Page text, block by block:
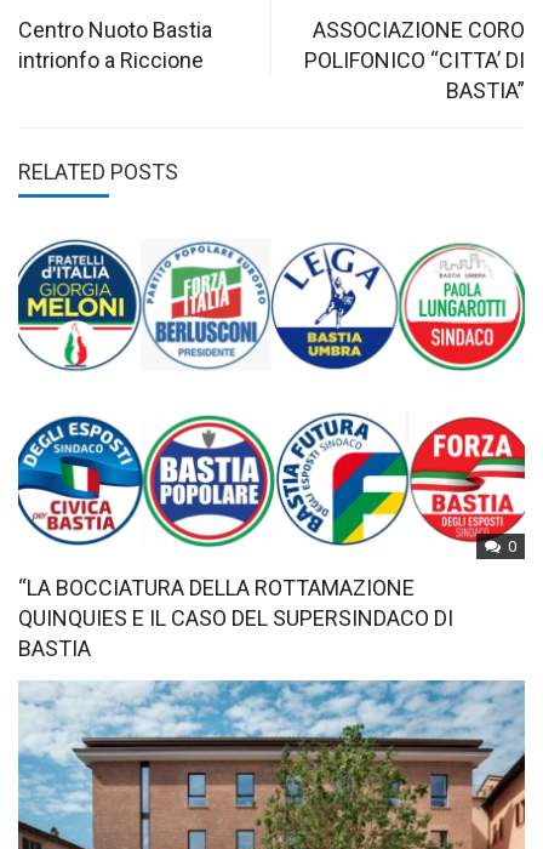
navigation
Centro Nuoto Bastia
intrionfo a Riccione
ASSOCIAZIONE CORO
POLIFONICO “CITTA’ DI
BASTIA”
RELATED POSTS
0
“LA BOCCIATURA DELLA ROTTAMAZIONE
QUINQUIES E IL CASO DEL SUPERSINDACO DI
BASTIA